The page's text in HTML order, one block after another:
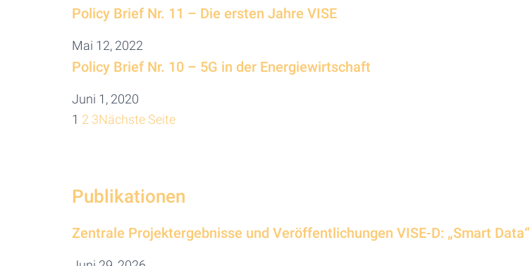
Policy Brief Nr. 11 – Die ersten Jahre VISE
Mai 12, 2022
Policy Brief Nr. 10 – 5G in der Energiewirtschaft
Juni 1, 2020
1 2 3Nächste Seite
Publikationen
Zentrale Projektergebnisse und Veröffentlichungen VISE-D: „Smart Data“